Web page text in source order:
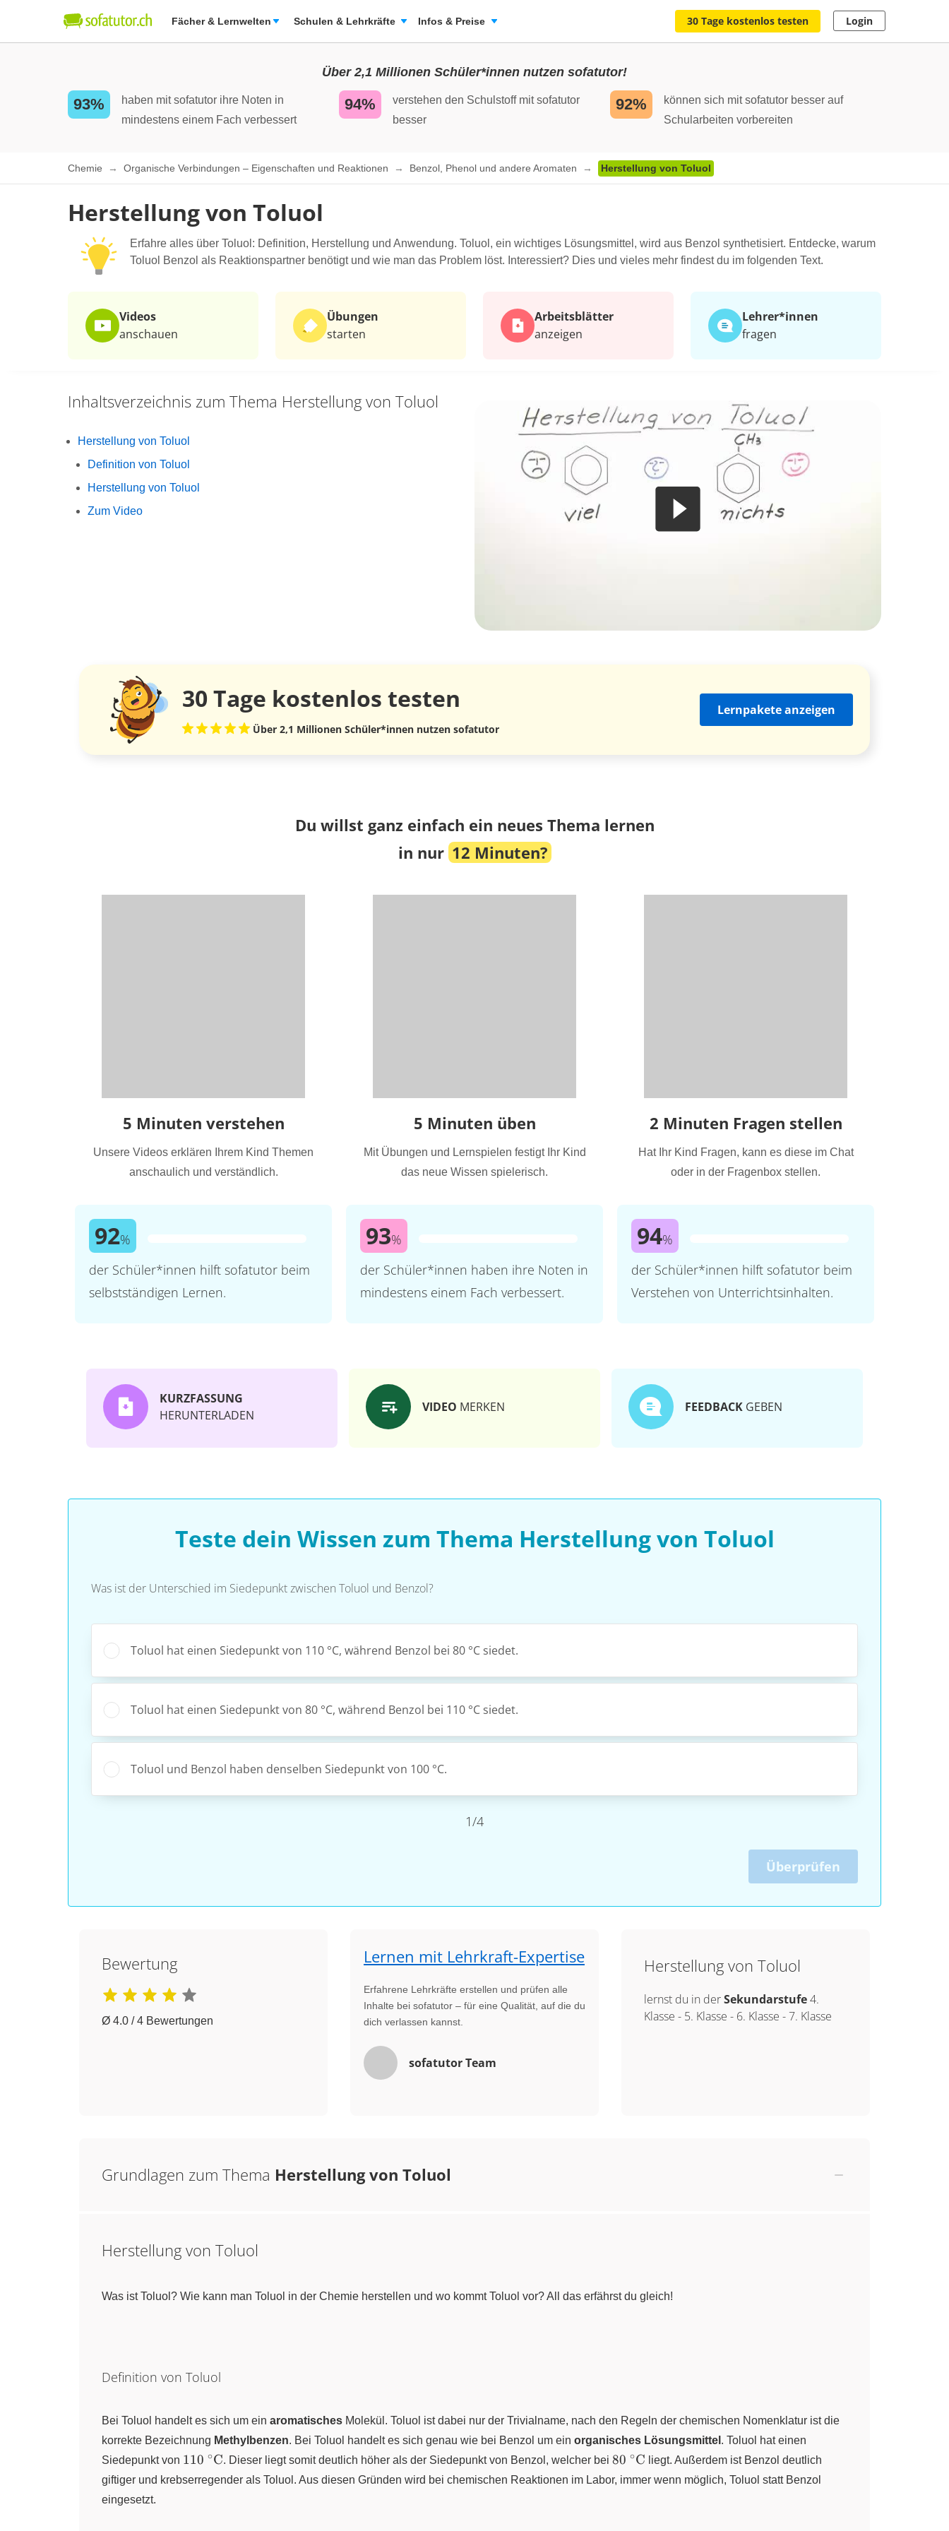
Fächer & Lernwelten Schulen & Lehrkräfte Infos & Preise 30 Tage kostenlos testen Login
Über 2,1 Millionen Schüler*innen nutzen sofatutor!
93%
haben mit sofatutor ihre Noten in
mindestens einem Fach verbessert
94%
verstehen den Schulstoff mit sofatutor
besser
92%
können sich mit sofatutor besser auf
Schularbeiten vorbereiten
Chemie Organische Verbindungen – Eigenschaften und Reaktionen Benzol, Phenol und andere Aromaten Herstellung von Toluol
Herstellung von Toluol
Erfahre alles über Toluol: Definition, Herstellung und Anwendung. Toluol, ein wichtiges Lösungsmittel, wird aus Benzol synthetisiert. Entdecke, warum
Toluol Benzol als Reaktionspartner benötigt und wie man das Problem löst. Interessiert? Dies und vieles mehr findest du im folgenden Text.
Videos
anschauen
Übungen
starten
Arbeits­blätter
anzeigen
Lehrer*​innen
fragen
Inhaltsverzeichnis zum Thema Herstellung von Toluol
Herstellung von Toluol
Definition von Toluol
Herstellung von Toluol
Zum Video
30 Tage kostenlos testen
Über 2,1 Millionen Schüler*innen nutzen sofatutor
Lernpakete anzeigen
Du willst ganz einfach ein neues Thema lernen
in nur 12 Minuten?
5 Minuten verstehen
Unsere Videos erklären Ihrem Kind Themen
anschaulich und verständlich.
92%
der Schüler*innen hilft sofatutor beim
selbstständigen Lernen.
5 Minuten üben
Mit Übungen und Lernspielen festigt Ihr Kind
das neue Wissen spielerisch.
93%
der Schüler*innen haben ihre Noten in
mindestens einem Fach verbessert.
2 Minuten Fragen stellen
Hat Ihr Kind Fragen, kann es diese im Chat
oder in der Fragenbox stellen.
94%
der Schüler*innen hilft sofatutor beim
Verstehen von Unterrichtsinhalten.
KURZFASSUNG
HERUNTERLADEN
VIDEO MERKEN FEEDBACK GEBEN
Teste dein Wissen zum Thema Herstellung von Toluol
Was ist der Unterschied im Siedepunkt zwischen Toluol und Benzol?
Toluol hat einen Siedepunkt von 110 °C, während Benzol bei 80 °C siedet.
Toluol hat einen Siedepunkt von 80 °C, während Benzol bei 110 °C siedet.
Toluol und Benzol haben denselben Siedepunkt von 100 °C.
1/4
Überprüfen
Bewertung
Ø 4.0 / 4 Bewertungen
Lernen mit Lehrkraft-Expertise
Erfahrene Lehrkräfte erstellen und prüfen alle
Inhalte bei sofatutor – für eine Qualität, auf die du
dich verlassen kannst.
sofatutor Team
Herstellung von Toluol
lernst du in derSekundarstufe4.
Klasse - 5. Klasse - 6. Klasse -7. Klasse
Grundlagen zum Thema Herstellung von Toluol
Herstellung von Toluol
Was ist Toluol? Wie kann man Toluol in der Chemie herstellen und wo kommt Toluol vor? All das erfährst du gleich!
Definition von Toluol
Bei Toluol handelt es sich um ein aromatisches Molekül. Toluol ist dabei nur der Trivialname, nach den Regeln der chemischen Nomenklatur ist die
korrekte Bezeichnung Methylbenzen. Bei Toluol handelt es sich genau wie bei Benzol um ein organisches Lösungsmittel . Toluol hat einen
Siedepunkt von \pu{110
°C}
110 ∘C. Dieser liegt somit deutlich höher als der Siedepunkt von Benzol, welcher bei \pu{80
°C}
80 ∘C liegt. Außerdem ist Benzol deutlich
giftiger und krebserregender als Toluol. Aus diesen Gründen wird bei chemischen Reaktionen im Labor, immer wenn möglich, Toluol statt Benzol
eingesetzt.